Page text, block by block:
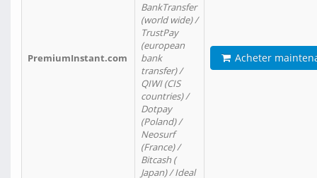
PremiumInstant.com
BankTransfer
(world wide) /
TrustPay
(european
bank
transfer) /
QIWI (CIS
countries) /
Dotpay
(Poland) /
Neosurf
(France) /
Bitcash (
Japan) / Ideal
Acheter